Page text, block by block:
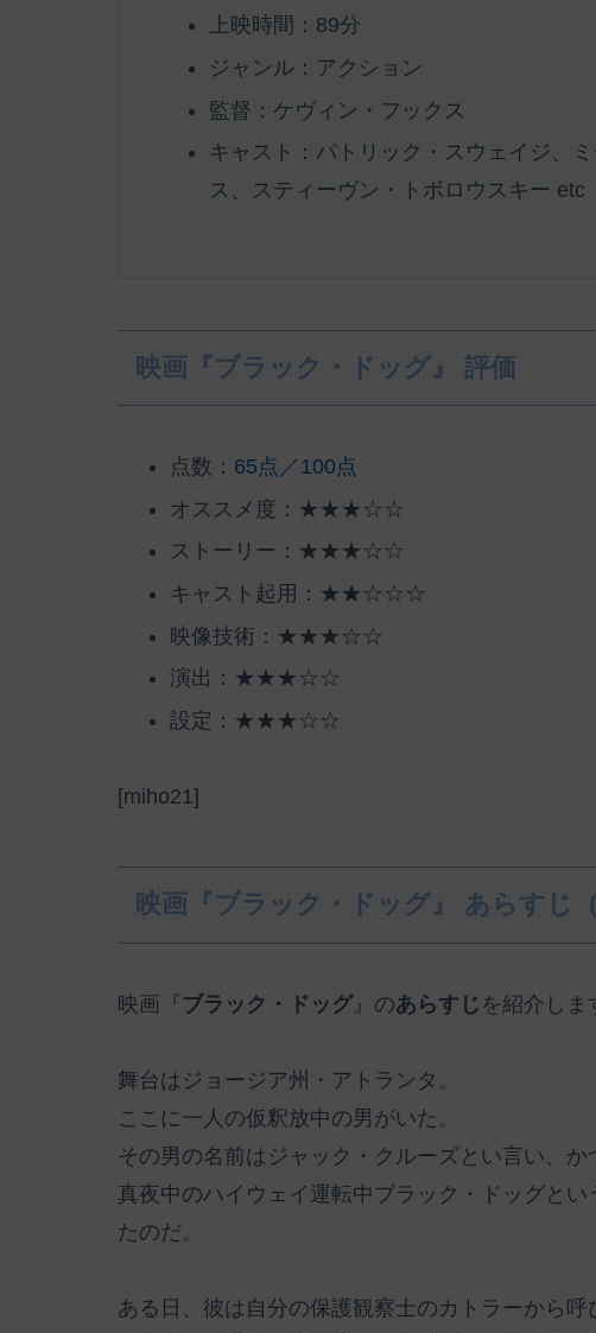
上映時間：89分
ジャンル：アクション
監督：ケヴィン・フックス
キャスト：パトリック・スウェイジ、
ス、スティーヴン・トボロウスキー etc
映画『ブラック・ドッグ』 評価
点数： 65点／100点
オススメ度：★★★☆☆
ストーリー：★★★☆☆
キャスト起用：★★☆☆☆
映像技術：★★★☆☆
演出：★★★☆☆
設定：★★★☆☆
[miho21]
映画『ブラック・ドッグ』 あらすじ
映画『 ブラック・ドッグ』のあらすじ を紹介しま
舞台はジョージア州・アトランタ。
ここに一人の仮釈放中の男がいた。
その男の名前はジャック・クルーズとい言い、
真夜中のハイウェイ運転中ブラック・ドッグと
たのだ。
ある日、彼は自分の保護観察士のカトラーから呼